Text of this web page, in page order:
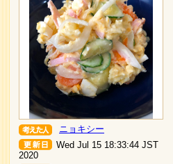
ニョキシー
Wed Jul 15 18:33:44 JST
2020